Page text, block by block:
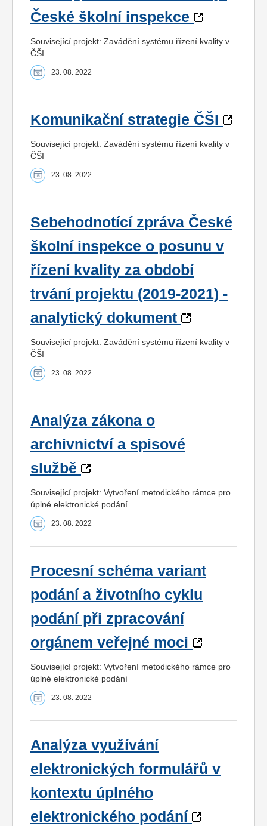
České školní inspekce
Související projekt: Zavádění systému řízení kvality v
ČŠI
23. 08. 2022
Komunikační strategie ČŠI
Související projekt: Zavádění systému řízení kvality v
ČŠI
23. 08. 2022
Sebehodnotící zpráva České
školní inspekce o posunu v
řízení kvality za období
trvání projektu (2019-2021) -
analytický dokument
Související projekt: Zavádění systému řízení kvality v
ČŠI
23. 08. 2022
Analýza zákona o
archivnictví a spisové
službě
Související projekt: Vytvoření metodického rámce pro
úplné elektronické podání
23. 08. 2022
Procesní schéma variant
podání a životního cyklu
podání při zpracování
orgánem veřejné moci
Související projekt: Vytvoření metodického rámce pro
úplné elektronické podání
23. 08. 2022
Analýza využívání
elektronických formulářů v
kontextu úplného
elektronického podání